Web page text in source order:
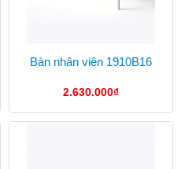
Bàn nhân viên 1910B16
2.630.000₫